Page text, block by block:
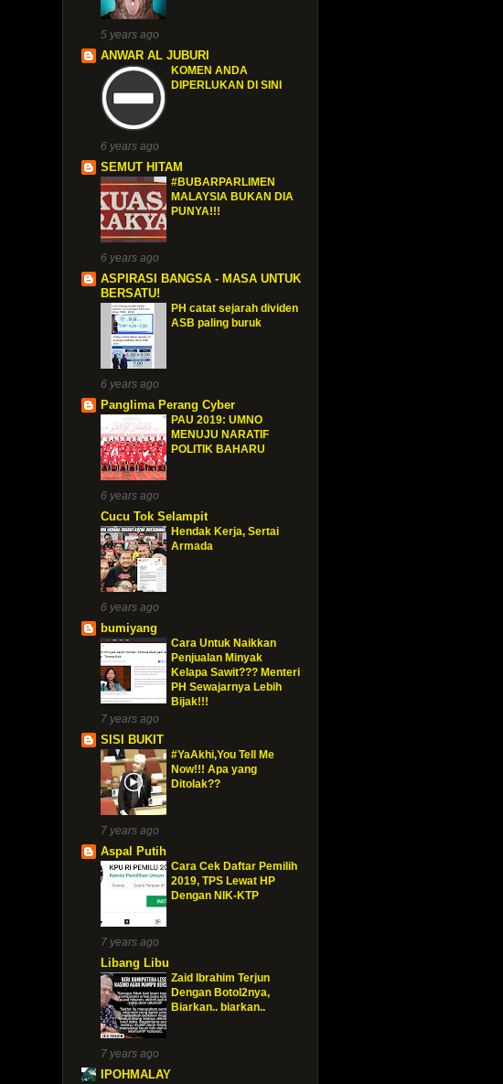
5 years ago
ANWAR AL JUBURI
KOMEN ANDA
DIPERLUKAN DI SINI
6 years ago
SEMUT HITAM
#BUBARPARLIMEN
MALAYSIA BUKAN DIA
PUNYA!!!
6 years ago
ASPIRASI BANGSA - MASA UNTUK
BERSATU!
PH catat sejarah dividen
ASB paling buruk
6 years ago
Panglima Perang Cyber
PAU 2019: UMNO
MENUJU NARATIF
POLITIK BAHARU
6 years ago
Cucu Tok Selampit
Hendak Kerja, Sertai
Armada
6 years ago
bumiyang
Cara Untuk Naikkan
Penjualan Minyak
Kelapa Sawit??? Menteri
PH Sewajarnya Lebih
Bijak!!!
7 years ago
SISI BUKIT
#YaAkhi,You Tell Me
Now!!! Apa yang
Ditolak??
7 years ago
Aspal Putih
Cara Cek Daftar Pemilih
2019, TPS Lewat HP
Dengan NIK-KTP
7 years ago
Libang Libu
Zaid Ibrahim Terjun
Dengan Botol2nya,
Biarkan.. biarkan..
7 years ago
IPOHMALAY